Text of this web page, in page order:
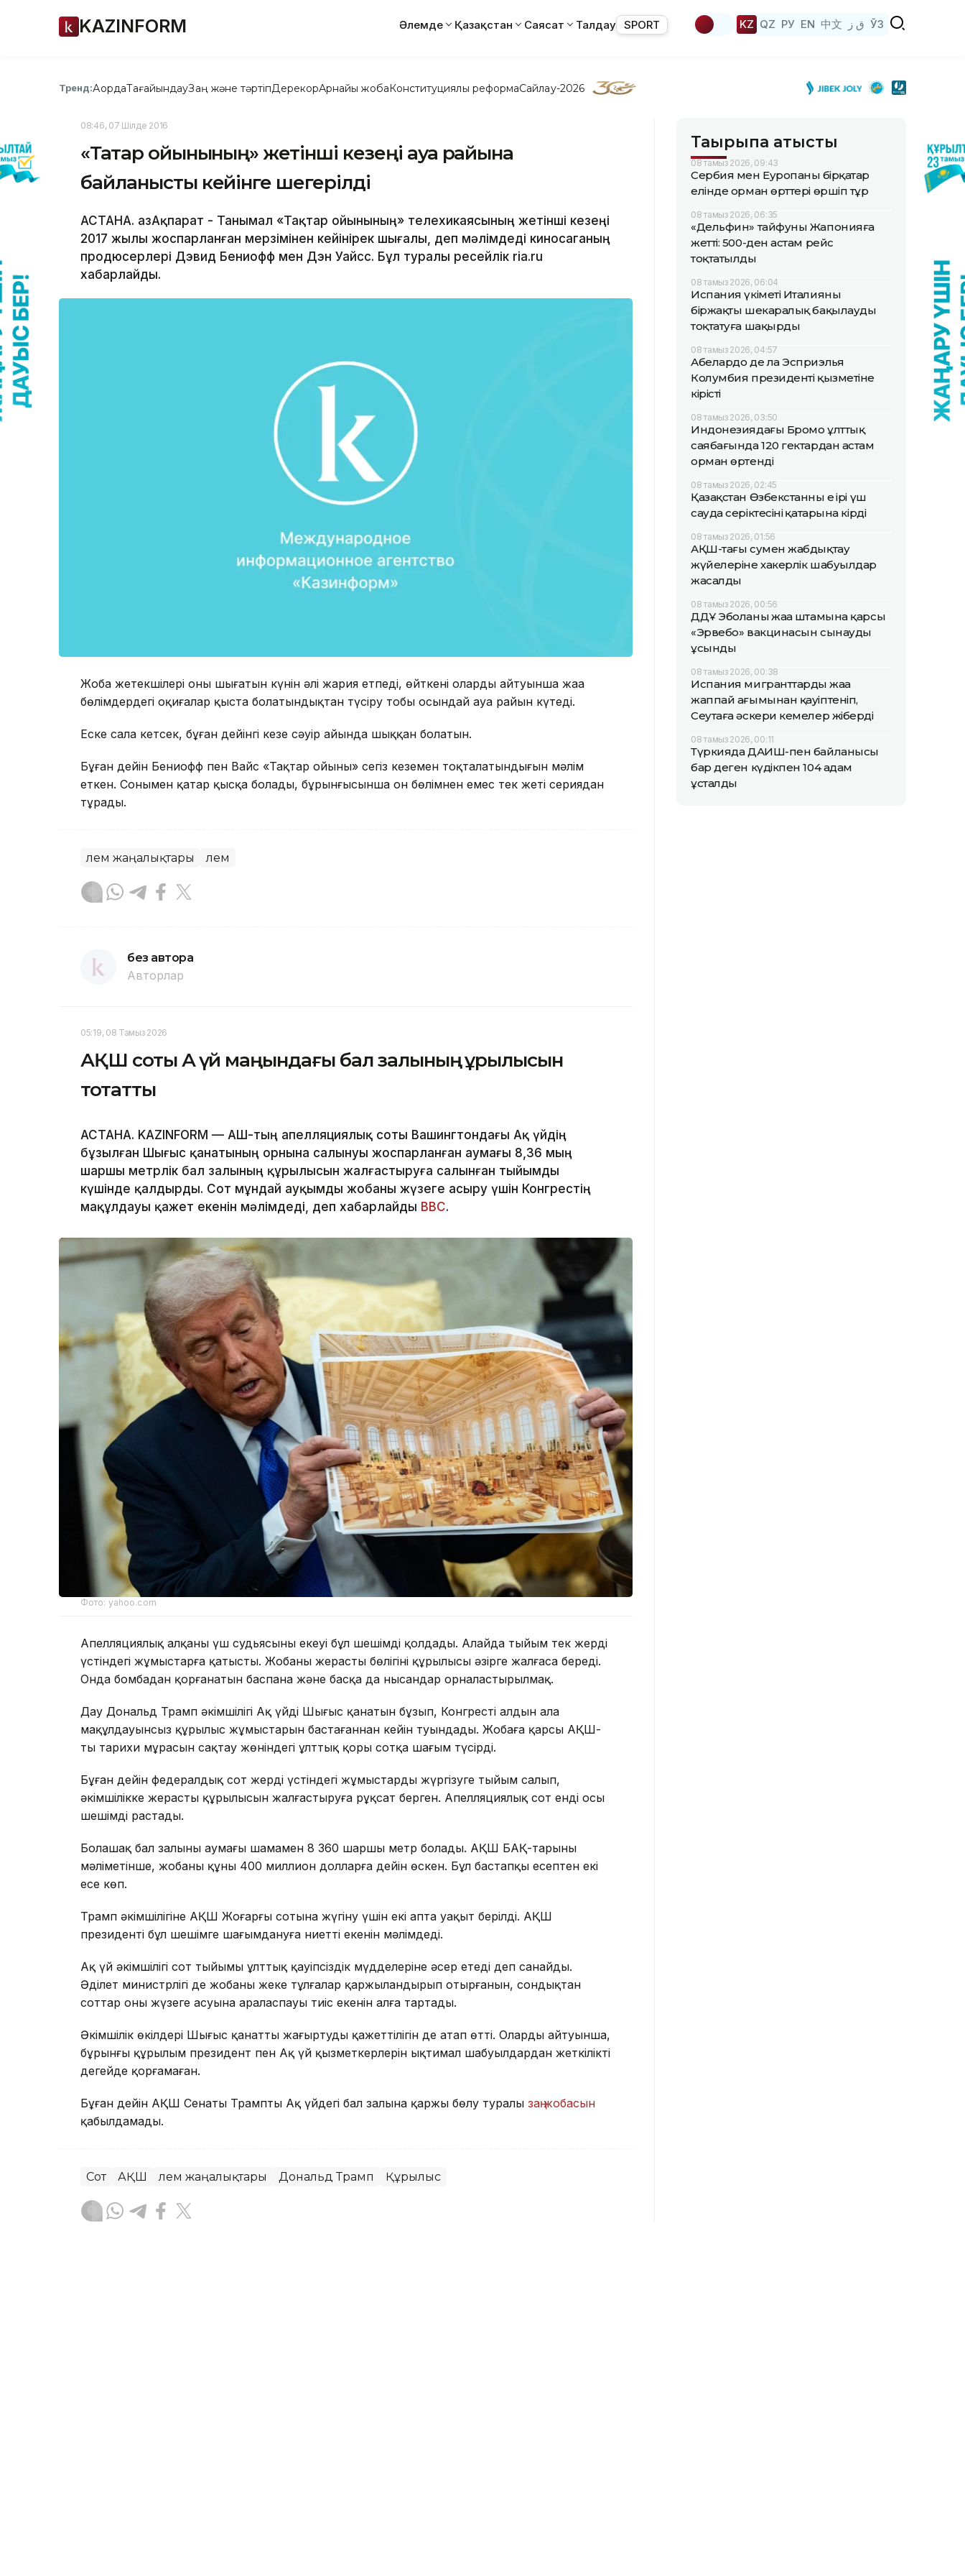
KAZINFORM Әлемде Қазақстан Саясат Талдау SPORT KZ QZ РУ EN 中文 ق ز ЎЗ
Тренд:АқордаТағайындауЗаң және тәртіпДерекқорАрнайы жобаКонституциялық реформаСайлау-2026
08:46, 07 Шілде 2016
«Тақтар ойынының» жетінші кезеңі ауа райына
байланысты кейінге шегерілді
АСТАНА. ҚазАқпарат - Танымал «Тақтар ойынының» телехикаясының жетінші кезеңі
2017 жылы жоспарланған мерзімінен кейінірек шығалы, деп мәлімдеді киносаганың
продюсерлері Дэвид Бениофф мен Дэн Уайсс. Бұл туралы ресейлік ria.ru
хабарлайды.
Жоба жетекшілері оның шығатын күнін әлі жария етпеді, өйткені олардың айтуынша жаңа
бөлімдердегі оқиғалар қыста болатындықтан түсіру тобы осындай ауа райын күтеді.
Еске сала кетсек, бұған дейінгі кезең сәуір айында шыққан болатын.
Бұған дейін Бениофф пен Вайс «Тақтар ойыны» сегіз кезеңмен тоқталатындығын мәлім
еткен. Сонымен қатар қысқа болады, бұрынғысынша он бөлімнен емес тек жеті сериядан
тұрады.
Әлем жаңалықтары Әлем
без автора
Авторлар
05:19, 08 Тамыз 2026
АҚШ соты Ақ үй маңындағы бал залының құрылысын
тоқтатты
АСТАНА. KAZINFORM — АҚШ-тың апелляциялық соты Вашингтондағы Ақ үйдің
бұзылған Шығыс қанатының орнына салынуы жоспарланған аумағы 8,36 мың
шаршы метрлік бал залының құрылысын жалғастыруға салынған тыйымды
күшінде қалдырды. Сот мұндай ауқымды жобаны жүзеге асыру үшін Конгрестің
мақұлдауы қажет екенін мәлімдеді, деп хабарлайды BBC.
Фото: yahoo.com
Апелляциялық алқаның үш судьясының екеуі бұл шешімді қолдады. Алайда тыйым тек жердің
үстіндегі жұмыстарға қатысты. Жобаның жерасты бөлігінің құрылысы әзірге жалғаса береді.
Онда бомбадан қорғанатын баспана және басқа да нысандар орналастырылмақ.
Дау Дональд Трамп әкімшілігі Ақ үйдің Шығыс қанатын бұзып, Конгрестің алдын ала
мақұлдауынсыз құрылыс жұмыстарын бастағаннан кейін туындады. Жобаға қарсы АҚШ-
тың тарихи мұрасын сақтау жөніндегі ұлттық қоры сотқа шағым түсірді.
Бұған дейін федералдық сот жердің үстіндегі жұмыстарды жүргізуге тыйым салып,
әкімшілікке жерасты құрылысын жалғастыруға рұқсат берген. Апелляциялық сот енді осы
шешімді растады.
Болашақ бал залының аумағы шамамен 8 360 шаршы метр болады. АҚШ БАҚ-тарының
мәліметінше, жобаның құны 400 миллион долларға дейін өскен. Бұл бастапқы есептен екі
есе көп.
Трамп әкімшілігіне АҚШ Жоғарғы сотына жүгіну үшін екі апта уақыт берілді. АҚШ
президенті бұл шешімге шағымдануға ниетті екенін мәлімдеді.
Ақ үй әкімшілігі сот тыйымы ұлттық қауіпсіздік мүдделеріне әсер етеді деп санайды.
Әділет министрлігі де жобаны жеке тұлғалар қаржыландырып отырғанын, сондықтан
соттар оның жүзеге асуына араласпауы тиіс екенін алға тартады.
Әкімшілік өкілдері Шығыс қанатты жаңғыртудың қажеттілігін де атап өтті. Олардың айтуынша,
бұрынғы құрылым президент пен Ақ үй қызметкерлерін ықтимал шабуылдардан жеткілікті
деңгейде қорғамаған.
Бұған дейін АҚШ Сенаты Трамптың Ақ үйдегі бал залына қаржы бөлу туралы заң жобасын
қабылдамады.
Сот АҚШ Әлем жаңалықтары Дональд Трамп Құрылыс
Тақырыпқа қатысты
08 тамыз 2026, 09:43
Сербия мен Еуропаның бірқатар
елінде орман өрттері өршіп тұр
08 тамыз 2026, 06:35
«Дельфин» тайфуны Жапонияға
жетті: 500-ден астам рейс
тоқтатылды
08 тамыз 2026, 06:04
Испания үкіметі Италияны
біржақты шекаралық бақылауды
тоқтатуға шақырды
08 тамыз 2026, 04:57
Абелардо де ла Эсприэлья
Колумбия президенті қызметіне
кірісті
08 тамыз 2026, 03:50
Индонезиядағы Бромо ұлттық
саябағында 120 гектардан астам
орман өртенді
08 тамыз 2026, 02:45
Қазақстан Өзбекстанның ең ірі үш
сауда серіктесінің қатарына кірді
08 тамыз 2026, 01:56
АҚШ-тағы сумен жабдықтау
жүйелеріне хакерлік шабуылдар
жасалды
08 тамыз 2026, 00:56
ДДҰ Эболаның жаңа штамына қарсы
«Эрвебо» вакцинасын сынауды
ұсынды
08 тамыз 2026, 00:38
Испания мигранттардың жаңа
жаппай ағымынан қауіптеніп,
Сеутаға әскери кемелер жіберді
08 тамыз 2026, 00:11
Түркияда ДАИШ-пен байланысы
бар деген күдікпен 104 адам
ұсталды